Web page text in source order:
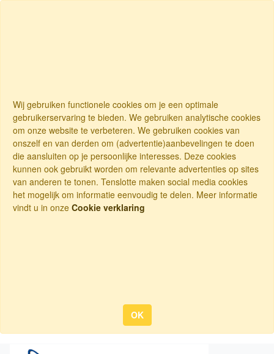
Wij gebruiken functionele cookies om je een optimale
gebruikerservaring te bieden. We gebruiken analytische cookies
om onze website te verbeteren. We gebruiken cookies van
onszelf en van derden om (advertentie)aanbevelingen te doen
die aansluiten op je persoonlijke interesses. Deze cookies
kunnen ook gebruikt worden om relevante advertenties op sites
van anderen te tonen. Tenslotte maken social media cookies
het mogelijk om informatie eenvoudig te delen. Meer informatie
vindt u in onze Cookie verklaring
OK